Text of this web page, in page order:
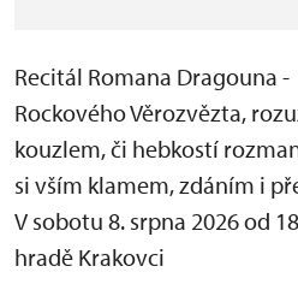
Recitál Romana Dragouna -
Rockového Věrozvězta,
kouzlem, či hebkostí
si vším klamem, zdáním i
V sobotu 8. srpna 2026 od
hradě Krakovci